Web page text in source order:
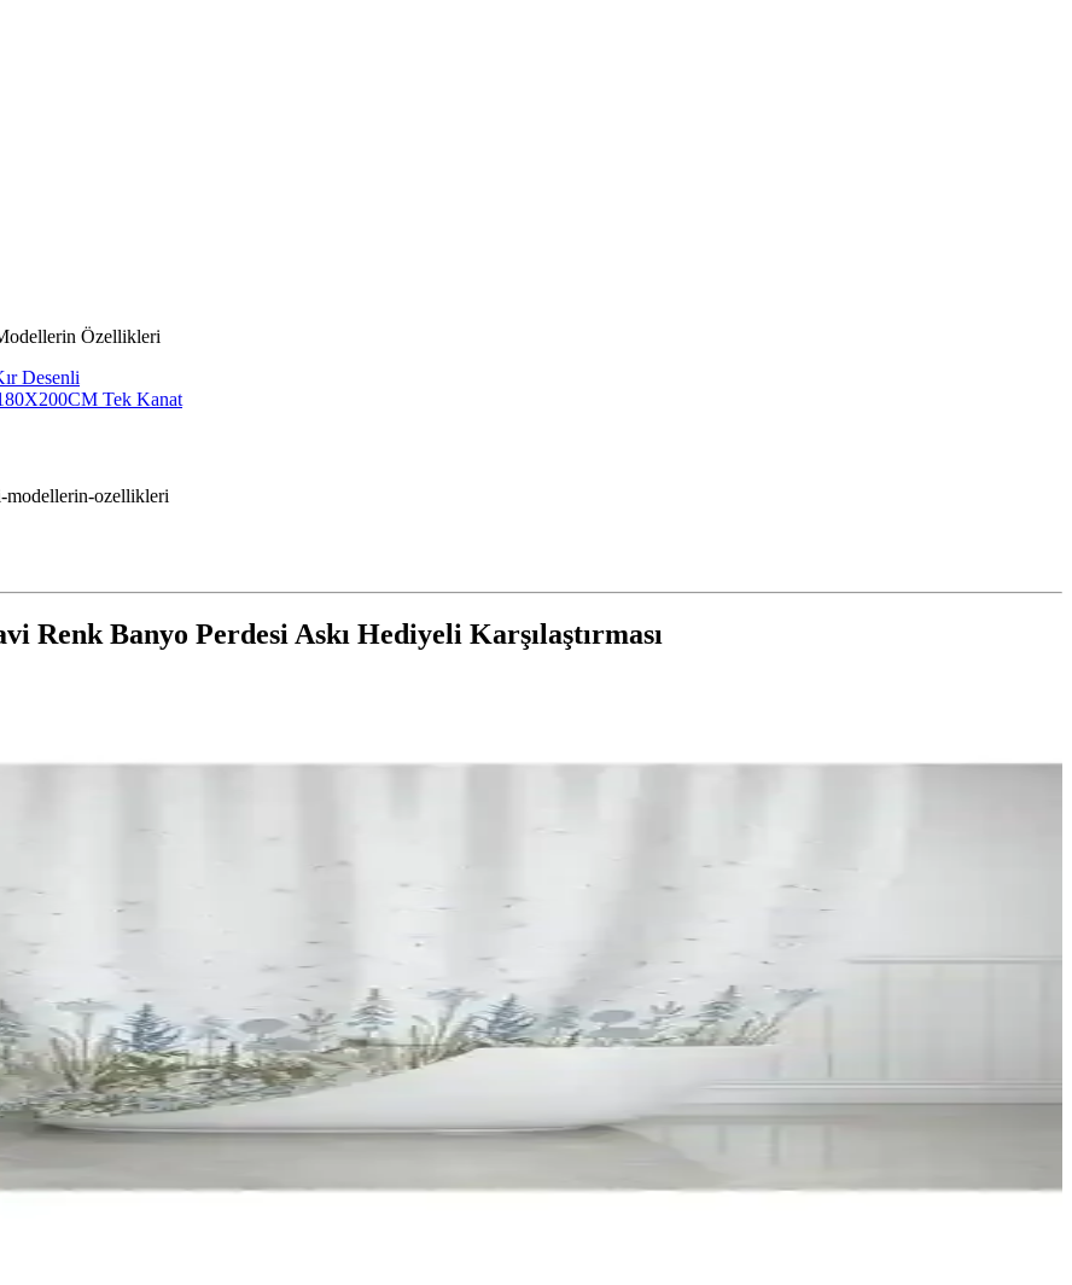
Özellikleri
Desenli
Tek Kanat
modellerin-ozellikleri
Banyo Perdesi Askı Hediyeli Karşılaştırması